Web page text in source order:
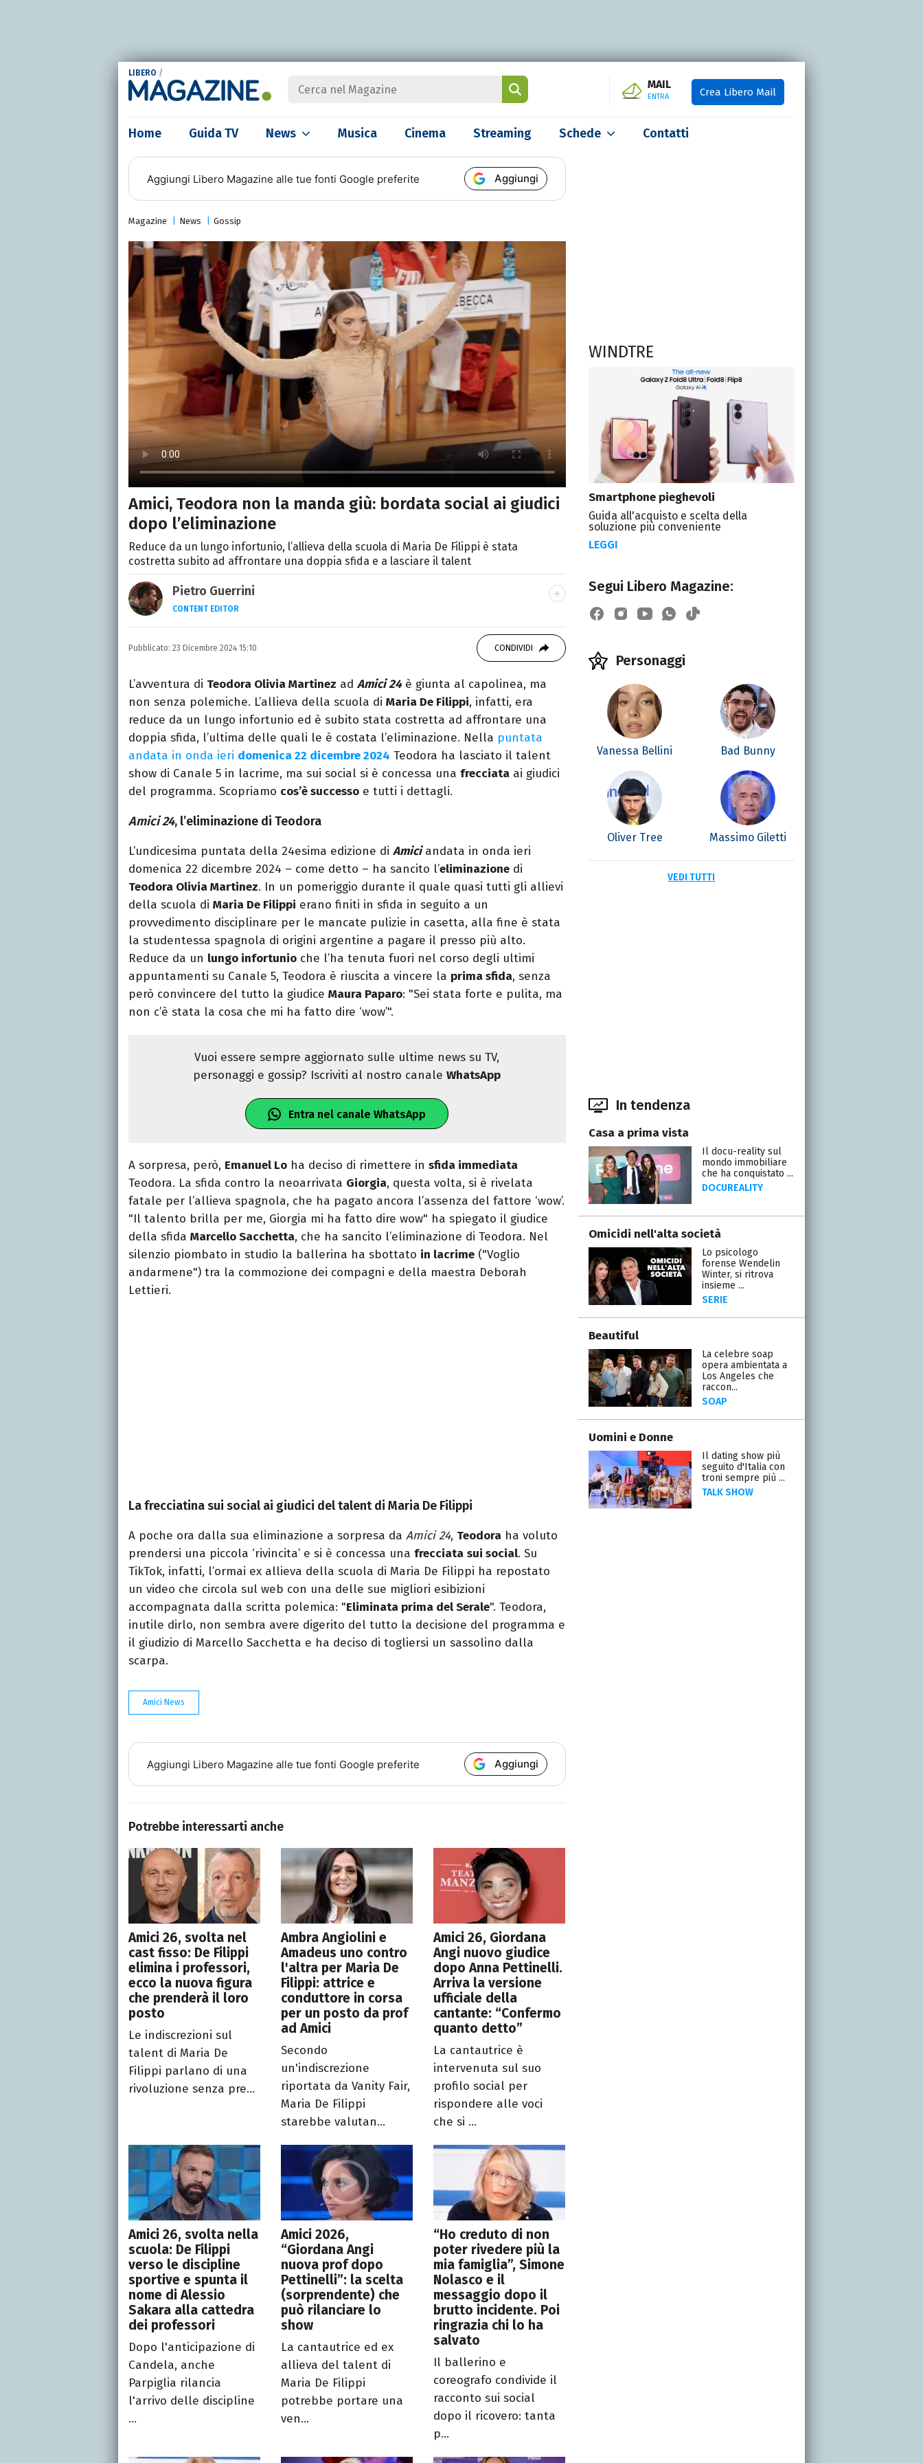
LIBERO /
MAIL
ENTRA Crea Libero Mail
Home Guida TV News Musica Cinema Streaming Schede Contatti
Aggiungi Libero Magazine alle tue fonti Google preferite Aggiungi
Magazine News Gossip
Amici, Teodora non la manda giù: bordata social ai giudici
dopo l’eliminazione
Reduce da un lungo infortunio, l’allieva della scuola di Maria De Filippi è stata
costretta subito ad affrontare una doppia sfida e a lasciare il talent
Pietro Guerrini
CONTENT EDITOR
Laurea in Lettere, smania di viaggi e passione per i cartoni (della pizza
e della Pixar).
Pubblicato: 23 Dicembre 2024 15:10 CONDIVIDI
L’avventura di Teodora Olivia Martinez ad Amici 24è giunta al capolinea, ma
non senza polemiche. L’allieva della scuola di Maria De Filippi, infatti, era
reduce da un lungo infortunio ed è subito stata costretta ad affrontare una
doppia sfida, l’ultima delle quali le è costata l’eliminazione. Nella puntata
andata in onda ieri domenica 22 dicembre 2024 Teodora ha lasciato il talent
show di Canale 5 in lacrime, ma sui social si è concessa una frecciata ai giudici
del programma. Scopriamo cos’è successo e tutti i dettagli.
Amici 24, l’eliminazione di Teodora
L’undicesima puntata della 24esima edizione di Amiciandata in onda ieri
domenica 22 dicembre 2024 – come detto – ha sancito l’eliminazione di
Teodora Olivia Martinez. In un pomeriggio durante il quale quasi tutti gli allievi
della scuola di Maria De Filippi erano finiti in sfida in seguito a un
provvedimento disciplinare per le mancate pulizie in casetta, alla fine è stata
la studentessa spagnola di origini argentine a pagare il presso più alto.
Reduce da un lungo infortunio che l’ha tenuta fuori nel corso degli ultimi
appuntamenti su Canale 5, Teodora è riuscita a vincere la prima sfida, senza
però convincere del tutto la giudice Maura Paparo: "Sei stata forte e pulita, ma
non c’è stata la cosa che mi ha fatto dire ‘wow’".
Vuoi essere sempre aggiornato sulle ultime news su TV,
personaggi e gossip? Iscriviti al nostro canaleWhatsApp
Entra nel canale WhatsApp
A sorpresa, però, Emanuel Lo ha deciso di rimettere in sfida immediata
Teodora. La sfida contro la neoarrivata Giorgia, questa volta, si è rivelata
fatale per l’allieva spagnola, che ha pagato ancora l’assenza del fattore ‘wow’.
"Il talento brilla per me, Giorgia mi ha fatto dire wow" ha spiegato il giudice
della sfida Marcello Sacchetta, che ha sancito l’eliminazione di Teodora. Nel
silenzio piombato in studio la ballerina ha sbottato in lacrime ("Voglio
andarmene") tra la commozione dei compagni e della maestra Deborah
Lettieri.
La frecciatina sui social ai giudici del talent di Maria De Filippi
A poche ora dalla sua eliminazione a sorpresa da Amici 24, Teodora ha voluto
prendersi una piccola ‘rivincita’ e si è concessa una frecciata sui social. Su
TikTok, infatti, l’ormai ex allieva della scuola di Maria De Filippi ha repostato
un video che circola sul web con una delle sue migliori esibizioni
accompagnata dalla scritta polemica: "Eliminata prima del Serale". Teodora,
inutile dirlo, non sembra avere digerito del tutto la decisione del programma e
il giudizio di Marcello Sacchetta e ha deciso di togliersi un sassolino dalla
scarpa.
Amici News
Aggiungi Libero Magazine alle tue fonti Google preferite Aggiungi
Potrebbe interessarti anche
Amici 26, svolta nel
cast fisso: De Filippi
elimina i professori,
ecco la nuova figura
che prenderà il loro
posto
Le indiscrezioni sul
talent di Maria De
Filippi parlano di una
rivoluzione senza pre...
Ambra Angiolini e
Amadeus uno contro
l'altra per Maria De
Filippi: attrice e
conduttore in corsa
per un posto da prof
ad Amici
Secondo
un'indiscrezione
riportata da Vanity Fair,
Maria De Filippi
starebbe valutan...
Amici 26, Giordana
Angi nuovo giudice
dopo Anna Pettinelli.
Arriva la versione
ufficiale della
cantante: “Confermo
quanto detto”
La cantautrice è
intervenuta sul suo
profilo social per
rispondere alle voci
che si ...
Amici 26, svolta nella
scuola: De Filippi
verso le discipline
sportive e spunta il
nome di Alessio
Sakara alla cattedra
dei professori
Dopo l'anticipazione di
Candela, anche
Parpiglia rilancia
l'arrivo delle discipline
...
Amici 2026,
“Giordana Angi
nuova prof dopo
Pettinelli”: la scelta
(sorprendente) che
può rilanciare lo
show
La cantautrice ed ex
allieva del talent di
Maria De Filippi
potrebbe portare una
ven...
“Ho creduto di non
poter rivedere più la
mia famiglia”, Simone
Nolasco e il
messaggio dopo il
brutto incidente. Poi
ringrazia chi lo ha
salvato
Il ballerino e
coreografo condivide il
racconto sui social
dopo il ricovero: tanta
p...
WINDTRE
Smartphone pieghevoli
Guida all'acquisto e scelta della
soluzione più conveniente
LEGGI
Segui Libero Magazine:
Personaggi
Vanessa Bellini Bad Bunny
Oliver Tree Massimo Giletti
VEDI TUTTI
In tendenza
Casa a prima vista
Il docu-reality sul
mondo immobiliare
che ha conquistato ...
DOCUREALITY
Omicidi nell'alta società
Lo psicologo
forense Wendelin
Winter, si ritrova
insieme ...
SERIE
Beautiful
La celebre soap
opera ambientata a
Los Angeles che
raccon...
SOAP
Uomini e Donne
Il dating show più
seguito d'Italia con
troni sempre più ...
TALK SHOW